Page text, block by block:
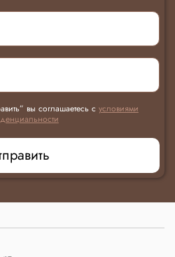
вы соглашаетесь с условиями